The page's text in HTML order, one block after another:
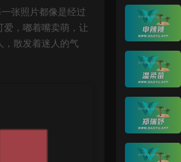
张照片都像是经过
，嘟着嘴卖萌，让
，散发着迷人的气